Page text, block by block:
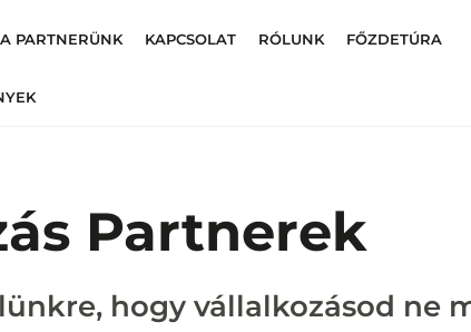
PARTNERÜNK KAPCSOLAT RÓLUNK FŐZDETÚRA
Partnerek
hogy vállalkozásod ne